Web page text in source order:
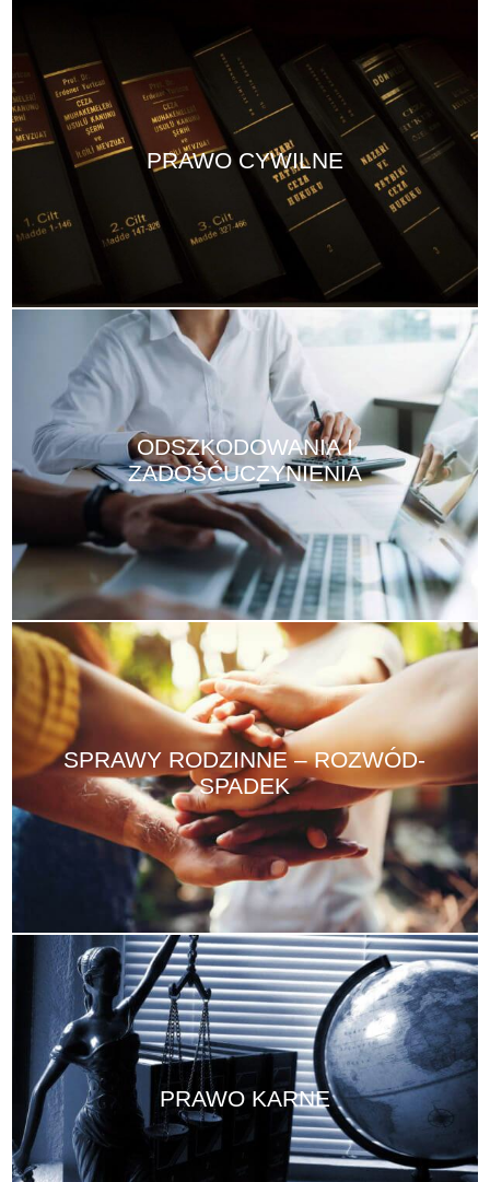
PRAWO CYWILNE
ODSZKODOWANIA I
ZADOŚĆUCZYNIENIA
SPRAWY RODZINNE – ROZWÓD-
SPADEK
PRAWO KARNE